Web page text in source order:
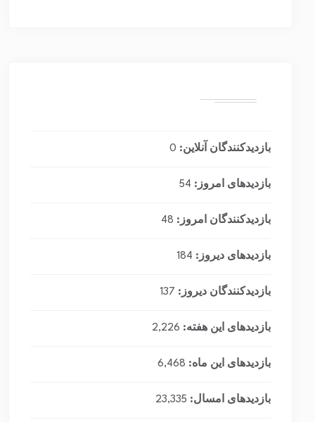
بازدیدکنندگان آنلاین: 0
بازدیدهای امروز: 54
بازدیدکنندگان امروز: 48
بازدیدهای دیروز: 184
بازدیدکنندگان دیروز: 137
بازدیدهای این هفته: 2,226
بازدیدهای این ماه: 6,468
بازدیدهای امسال: 23,335